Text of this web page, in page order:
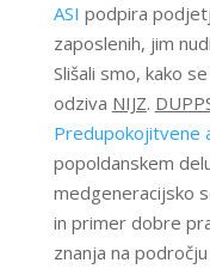
ASI podpira
zaposlenih, jim
Slišali smo, kako
odziva NIJZ.
Predupokojitvene
popoldanskem
medgeneracijsko
in primer dobre
znanja na